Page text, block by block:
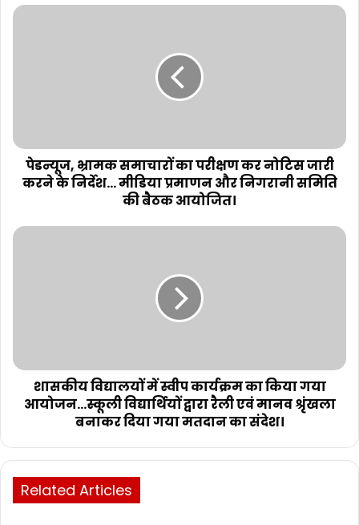
पेडन्यूज, भ्रामक समाचारों का परीक्षण कर नोटिस जारी
करने के निर्देश... मीडिया प्रमाणन और निगरानी समिति
की बैठक आयोजित।
शासकीय विद्यालयों में स्वीप कार्यक्रम का किया गया
आयोजन...स्कूली विद्यार्थियों द्वारा रैली एवं मानव श्रृंखला
बनाकर दिया गया मतदान का संदेश।
Related Articles